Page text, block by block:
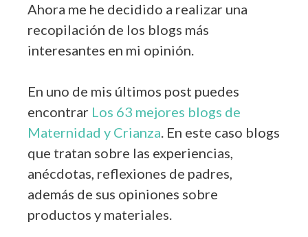
Ahora me he decidido a realizar una
recopilación de los blogs más
interesantes en mi opinión.
En uno de mis últimos post puedes
encontrar Los 63 mejores blogs de
Maternidad y Crianza. En este caso blogs
que tratan sobre las experiencias,
anécdotas, reflexiones de padres,
además de sus opiniones sobre
productos y materiales.